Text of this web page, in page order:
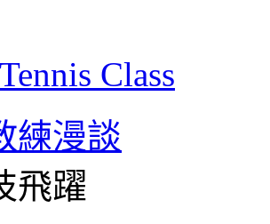
Class
練漫談
飛躍